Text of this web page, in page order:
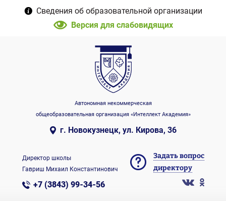
Сведения об образовательной организации
Версия для слабовидящих
Автономная некоммерческая
общеобразовательная организация «Интеллект Академия»
г. Новокузнецк, ул. Кирова, 36
Директор школы
Гавриш Михаил Константинович
+7 (3843) 99-34-56
Задать вопрос
директору